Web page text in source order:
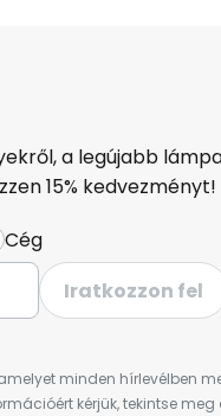
a legújabb
15% kedvezményt!
Cég
Iratkozzon fel
minden hírlevélben
kérjük, tekintse meg